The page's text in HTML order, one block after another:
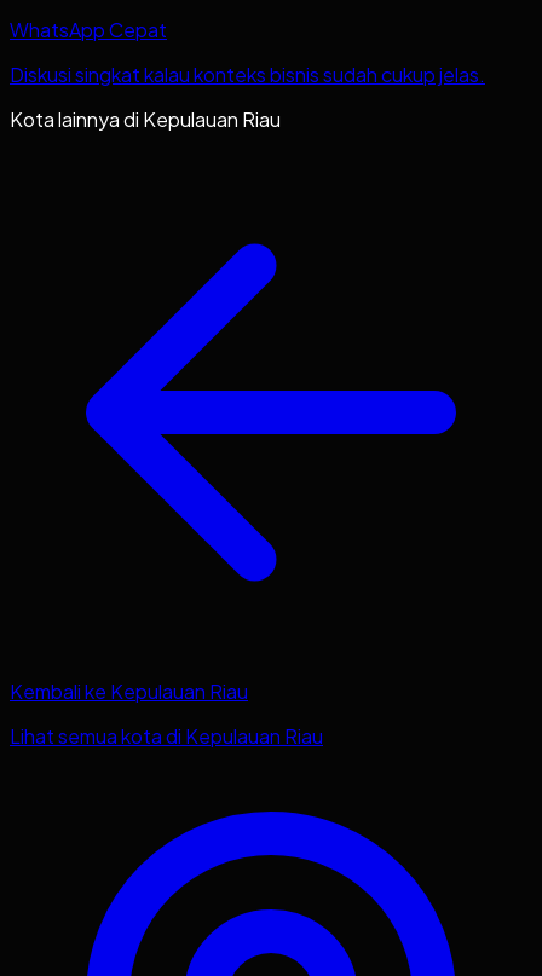
WhatsApp Cepat
Diskusi singkat kalau konteks bisnis sudah cukup jelas.
Kota lainnya di Kepulauan Riau
Kembali ke Kepulauan Riau
Lihat semua kota di Kepulauan Riau